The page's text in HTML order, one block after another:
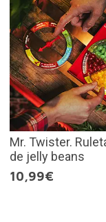
Mr. Twister.
de jelly beans
10,99€